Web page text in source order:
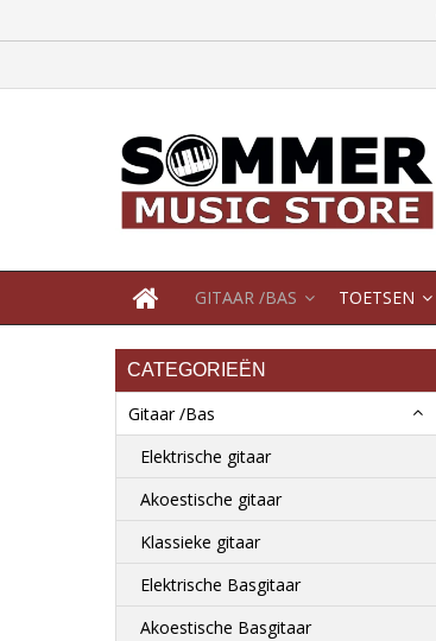
GITAAR /BAS TOETSEN
CATEGORIEËN
Gitaar /Bas
Elektrische gitaar
Akoestische gitaar
Klassieke gitaar
Elektrische Basgitaar
Akoestische Basgitaar